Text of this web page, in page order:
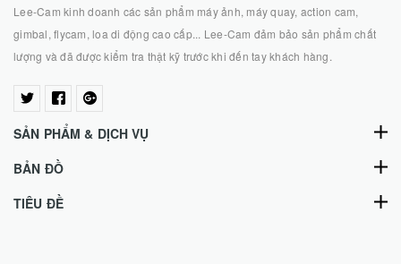
Lee-Cam kinh doanh các sản phẩm máy ảnh, máy quay, action cam,
gimbal, flycam, loa di động cao cấp... Lee-Cam đảm bảo sản phẩm chất
lượng và đã được kiểm tra thật kỹ trước khi đến tay khách hàng.
SẢN PHẨM & DỊCH VỤ
BẢN ĐỒ
TIÊU ĐỀ